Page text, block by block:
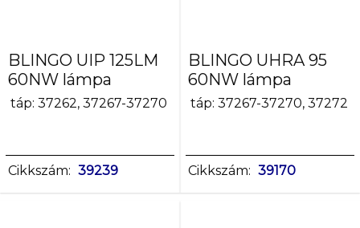
4000
6500
Fényforrás
fehér
fehér,meleg
fehér,hideg
BLINGO UIP 125LM
60NW lámpa
táp: 37262, 37267-37270
Cikkszám: 39239
BLINGO UHRA 95
60NW lámpa
táp: 37267-37270, 37272
Cikkszám: 39170